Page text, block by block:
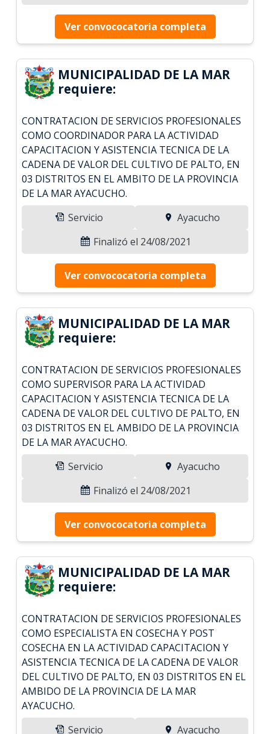
Ver convococatoria completa
MUNICIPALIDAD DE LA MAR
requiere:
CONTRATACION DE SERVICIOS PROFESIONALES
COMO COORDINADOR PARA LA ACTIVIDAD
CAPACITACION Y ASISTENCIA TECNICA DE LA
CADENA DE VALOR DEL CULTIVO DE PALTO, EN
03 DISTRITOS EN EL AMBITO DE LA PROVINCIA
DE LA MAR AYACUCHO.
Servicio
Ayacucho
Finalizó el 24/08/2021
Ver convococatoria completa
MUNICIPALIDAD DE LA MAR
requiere:
CONTRATACION DE SERVICIOS PROFESIONALES
COMO SUPERVISOR PARA LA ACTIVIDAD
CAPACITACION Y ASISTENCIA TECNICA DE LA
CADENA DE VALOR DEL CULTIVO DE PALTO, EN
03 DISTRITOS EN EL AMBIDO DE LA PROVINCIA
DE LA MAR AYACUCHO.
Servicio
Ayacucho
Finalizó el 24/08/2021
Ver convococatoria completa
MUNICIPALIDAD DE LA MAR
requiere:
CONTRATACION DE SERVICIOS PROFESIONALES
COMO ESPECIALISTA EN COSECHA Y POST
COSECHA EN LA ACTIVIDAD CAPACITACION Y
ASISTENCIA TECNICA DE LA CADENA DE VALOR
DEL CULTIVO DE PALTO, EN 03 DISTRITOS EN EL
AMBIDO DE LA PROVINCIA DE LA MAR
AYACUCHO.
Servicio
Ayacucho